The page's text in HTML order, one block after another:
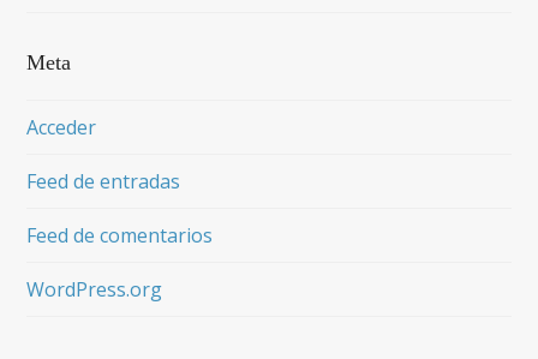
Meta
Acceder
Feed de entradas
Feed de comentarios
WordPress.org